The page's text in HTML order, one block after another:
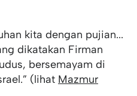
kita dengan pujian...
dikatakan Firman
bersemayam di
(lihat Mazmur